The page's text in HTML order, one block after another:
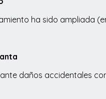
ha sido ampliada
daños accidentales